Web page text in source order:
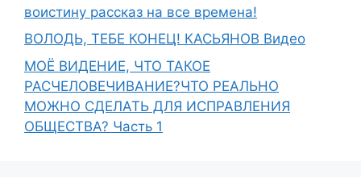
воистину рассказ на все времена!
ВОЛОДЬ, ТЕБЕ КОНЕЦ! КАСЬЯНОВ Видео
МОЁ ВИДЕНИЕ, ЧТО ТАКОЕ
РАСЧЕЛОВЕЧИВАНИЕ?ЧТО РЕАЛЬНО
МОЖНО СДЕЛАТЬ ДЛЯ ИСПРАВЛЕНИЯ
ОБЩЕСТВА? Часть 1